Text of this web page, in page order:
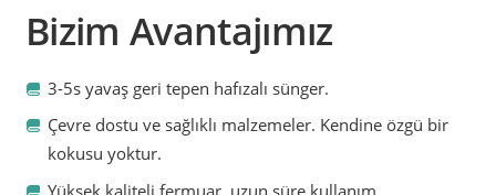
Bizim Avantajımız
3-5s yavaş geri tepen hafızalı sünger.
Çevre dostu ve sağlıklı malzemeler. Kendine özgü bir
kokusu yoktur.